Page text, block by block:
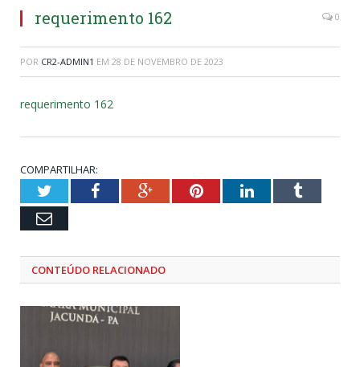
requerimento 162 0
POR CR2-ADMIN1 EM 28 DE NOVEMBRO DE 2023
requerimento 162
COMPARTILHAR:
TwitterFacebookGoogle+PinterestLinkedInTumblr
Email
CONTEÚDO RELACIONADO